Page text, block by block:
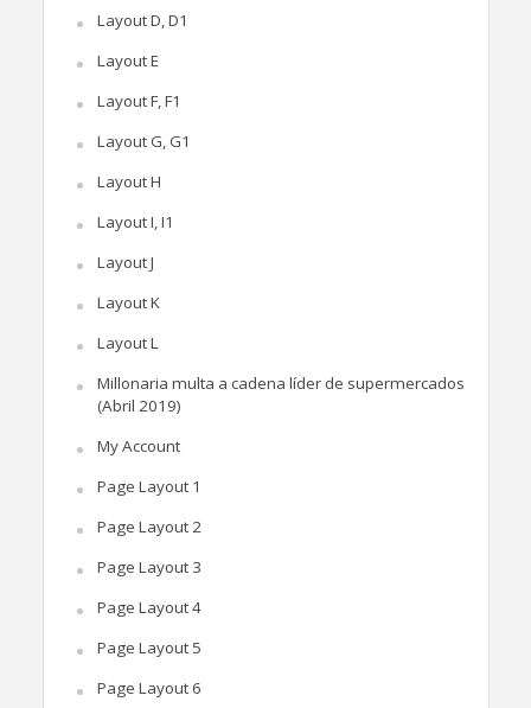
Layout D, D1
Layout E
Layout F, F1
Layout G, G1
Layout H
Layout I, I1
Layout J
Layout K
Layout L
Millonaria multa a cadena líder de supermercados
(Abril 2019)
My Account
Page Layout 1
Page Layout 2
Page Layout 3
Page Layout 4
Page Layout 5
Page Layout 6